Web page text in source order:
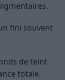
fini souvent
de teint
totale.